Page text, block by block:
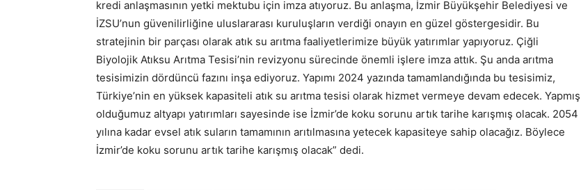
kredi anlaşmasının yetki mektubu için imza atıyoruz. Bu anlaşma, İzmir Büyükşehir Belediyesi ve
İZSU’nun güvenilirliğine uluslararası kuruluşların verdiği onayın en güzel göstergesidir. Bu
stratejinin bir parçası olarak atık su arıtma faaliyetlerimize büyük yatırımlar yapıyoruz. Çiğli
Biyolojik Atıksu Arıtma Tesisi’nin revizyonu sürecinde önemli işlere imza attık. Şu anda arıtma
tesisimizin dördüncü fazını inşa ediyoruz. Yapımı 2024 yazında tamamlandığında bu tesisimiz,
Türkiye’nin en yüksek kapasiteli atık su arıtma tesisi olarak hizmet vermeye devam edecek. Yapmış
olduğumuz altyapı yatırımları sayesinde ise İzmir’de koku sorunu artık tarihe karışmış olacak. 2054
yılına kadar evsel atık suların tamamının arıtılmasına yetecek kapasiteye sahip olacağız. Böylece
İzmir’de koku sorunu artık tarihe karışmış olacak” dedi.